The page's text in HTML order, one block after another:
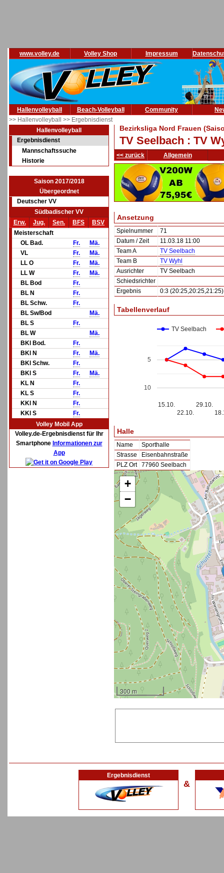
www.volley.de Volley Shop Impressum
Hallenvolleyball Beach-Volleyball Community
>> Hallenvolleyball >> Ergebnisdienst
Hallenvolleyball
Ergebnisdienst
Mannschaftssuche
Historie
Saison 2017/2018
Übergeordnet
Deutscher VV
Südbadischer VV
Erw.
Jug. Sen. BFS
BSV
Meisterschaft
OL Bad.
Fr.
Mä.
VL
Fr.
Mä.
LL O
Fr.
Mä.
LL W
Fr.
Mä.
BL Bod
Fr.
BL N
Fr.
BL Schw.
Fr.
BL Sw/Bod
Mä.
BL S
Fr.
BL W
Mä.
BKl Bod.
Fr.
BKl N
Fr.
Mä.
BKl Schw.
Fr.
BKl S
Fr.
Mä.
KL N
Fr.
KL S
Fr.
KKl N
Fr.
KKl S
Fr.
Volley Mobil App
Volley.de-Ergebnisdienst für Ihr
Smartphone Informationen zur
App
Bezirksliga Nord Frauen
TV Seelbach : TV
<< zurück Allgemein
Ansetzung
Spielnummer
71
Datum / Zeit
11.03.18 11:00
Team A
TV Seelbach
Team B
TV Wyhl
Ausrichter
TV Seelbach
Schiedsrichter
Ergebnis
0:3 (20:25,20:25,21:25)
Tabellenverlauf
TV Seelbach
15.10.
22.10.
29.10.
5
10
Halle
Name
Sporthalle
Strasse
Eisenbahnstraße
PLZ Ort
77960 Seelbach
+
−
300 m
Ergebnisdienst
&